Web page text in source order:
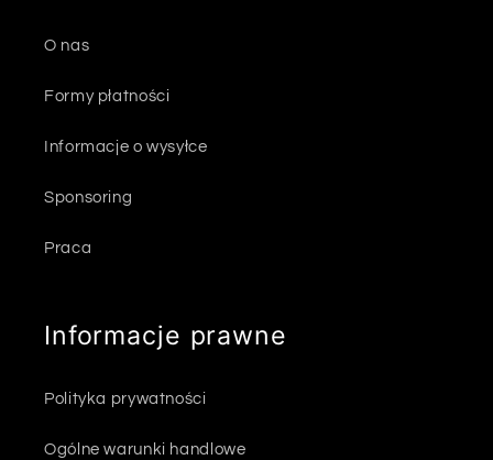
O nas
Formy płatności
Informacje o wysyłce
Sponsoring
Praca
Informacje prawne
Polityka prywatności
Ogólne warunki handlowe